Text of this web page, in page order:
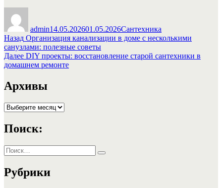
admin14.05.202601.05.2026Сантехника
Навигация
по
записям
Назад Предыдущая
запись:
Организация канализации в доме с несколькими
санузлами: полезные советы
Далее Следующая
запись:
DIY проекты: восстановление старой сантехники в
домашнем ремонте
Архивы
Архивы
Поиск:
Искать:
Поиск
Рубрики